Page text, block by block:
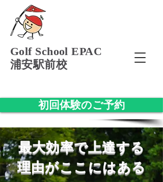
Golf School EPAC
浦安駅前校
初回体験のご予約
​最大効率で上達する
理由がここにはある